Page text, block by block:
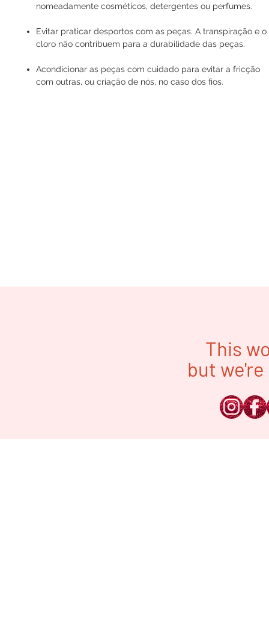
nomeadamente cosméticos, detergentes ou perfumes.
Evitar praticar desportos com as peças. A transpiração e o
cloro não contribuem para a durabilidade das peças.
Acondicionar as peças com cuidado para evitar a fricção
com outras, ou criação de nós, no caso dos fios.
This
but